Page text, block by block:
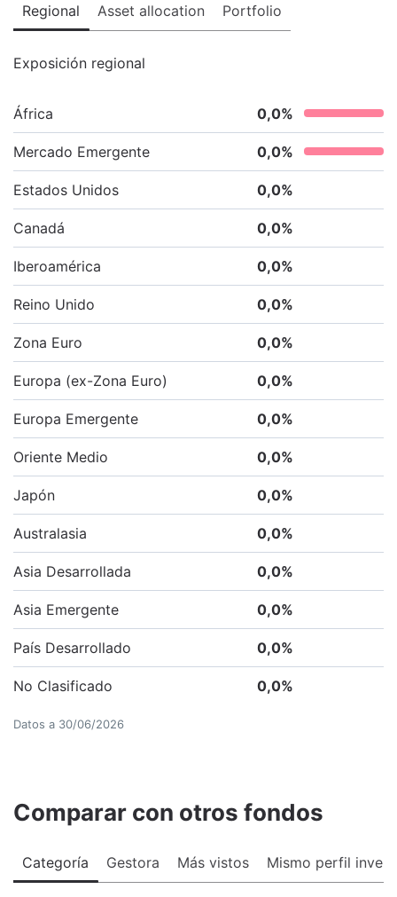
Regional Asset allocation Portfolio
Exposición regional
África 0,0%
Mercado Emergente 0,0%
Estados Unidos 0,0%
Canadá 0,0%
Iberoamérica 0,0%
Reino Unido 0,0%
Zona Euro 0,0%
Europa (ex-Zona Euro) 0,0%
Europa Emergente 0,0%
Oriente Medio 0,0%
Japón 0,0%
Australasia 0,0%
Asia Desarrollada 0,0%
Asia Emergente 0,0%
País Desarrollado 0,0%
No Clasificado 0,0%
Datos a 30/06/2026
Comparar con otros fondos
Categoría Gestora Más vistos Mismo perfil